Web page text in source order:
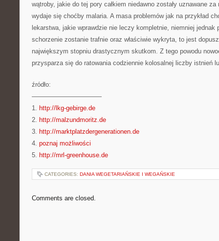
wątroby, jakie do tej pory całkiem niedawno zostały uznawane
wydaje się choćby malaria. A masa problemów jak na przykład
lekarstwa, jakie wprawdzie nie leczy kompletnie, niemniej jednak
schorzenie zostanie trafnie oraz właściwie wykryta, to jest
największym stopniu drastycznym skutkom. Z tego powodu
przysparza się do ratowania codziennie kolosalnej liczby istnień
źródło:
———————————
1. http://lkg-gebirge.de
2. http://malzundmoritz.de
3. http://marktplatzdergenerationen.de
4. poznaj możliwości
5. http://mrl-greenhouse.de
CATEGORIES: DANIA WEGETARIAŃSKIE I WEGAŃSKIE
Comments are closed.